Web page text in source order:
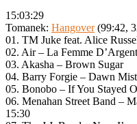
15:03:29
Tomanek: Hangover(99:42,
01. TM Juke feat. Alice
02. Air – La Femme D’Argent
03. Akasha – Brown Sugar
04. Barry Forgie – Dawn
05. Bonobo – If You Stayed
06. Menahan Street Band –
15:30